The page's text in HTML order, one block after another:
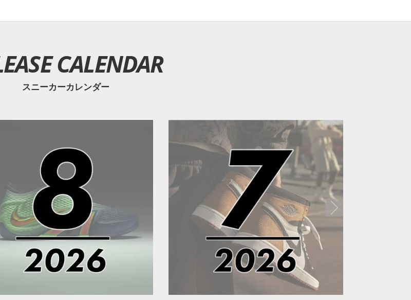
CALENDAR
スニーカーカレンダー